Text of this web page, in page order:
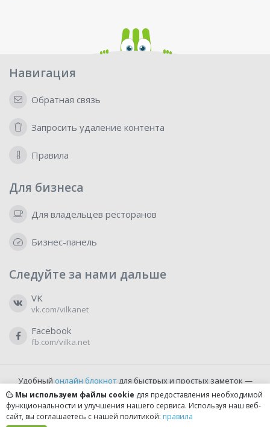
Навигация
Обратная связь
Запросить удаление контента
Правила
Для бизнеса
Для владельцев ресторанов
Бизнес-панель
Следуйте за нами дальше
VK
vk.com/vilkanet
Facebook
fb.com/vilka.net
Удобный онлайн блокнотдля быстрых и простых заметок —
бесплатно и доступно прямо из браузера.
Мы используем файлы cookie для предоставления необходимой
функциональности и улучшения нашего сервиса. Используя наш веб-
сайт, вы соглашаетесь с нашей политикой: правила